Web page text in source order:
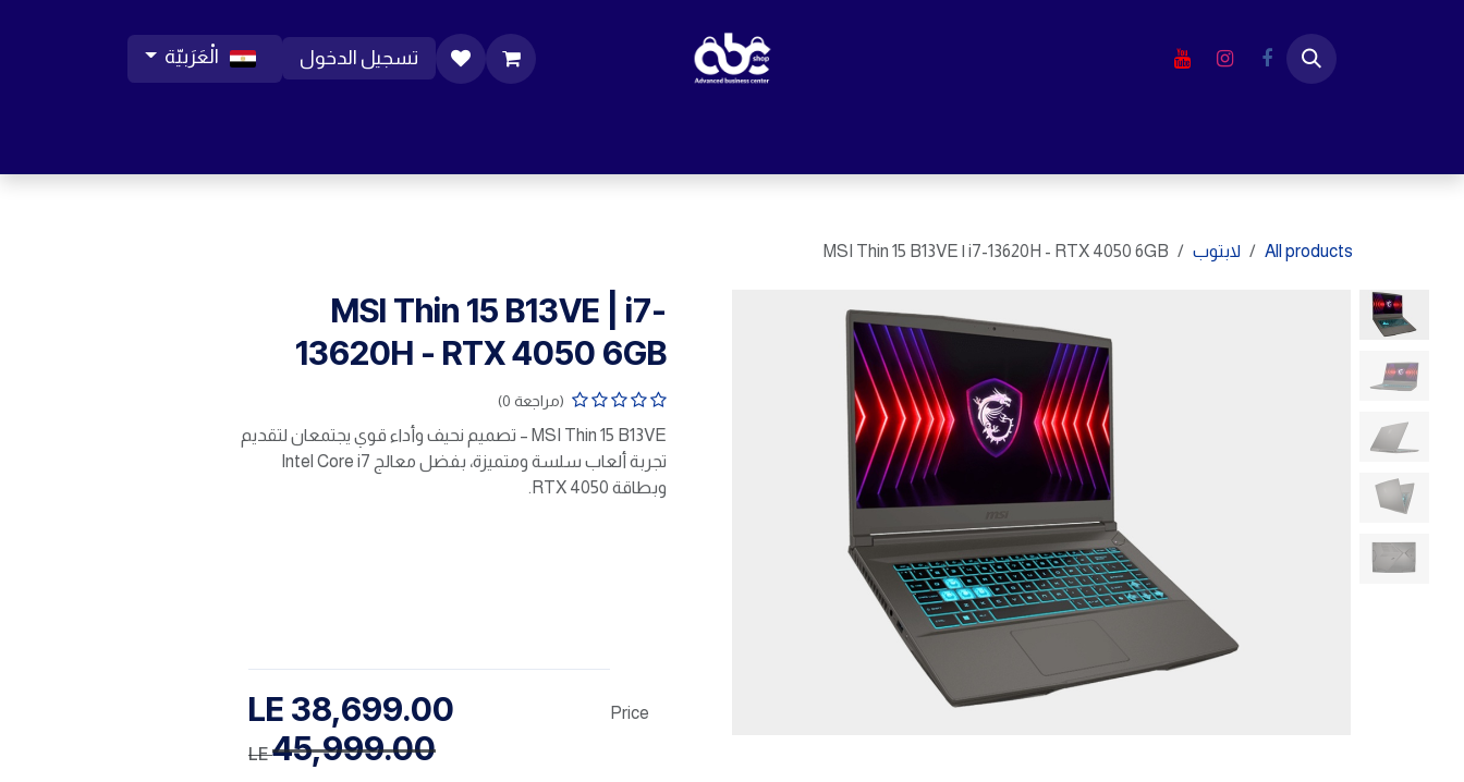
تسجيل الدخول الْعَرَبيّة
All products لابتوب MSI Thin 15 B13VE | i7-13620H - RTX 4050 6GB
MSI Thin 15 B13VE | i7-
13620H - RTX 4050 6GB
(مراجعة 0)
MSI Thin 15 B13VE – تصميم نحيف وأداء قوي يجتمعان لتقديم
تجربة ألعاب سلسة ومتميزة، بفضل معالج Intel Core i7
وبطاقة RTX 4050.
Price
38,699.00
45,999.00
LE